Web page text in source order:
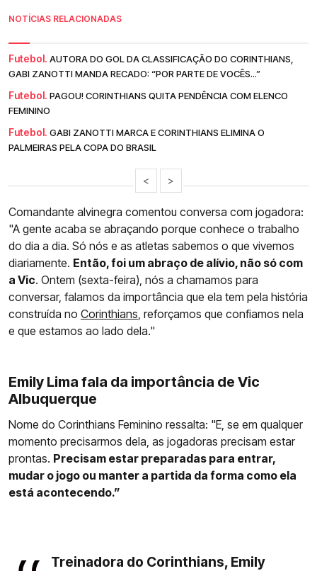
NOTÍCIAS RELACIONADAS
Futebol. AUTORA DO GOL DA CLASSIFICAÇÃO DO CORINTHIANS,
GABI ZANOTTI MANDA RECADO: “POR PARTE DE VOCÊS...”
Futebol. PAGOU! CORINTHIANS QUITA PENDÊNCIA COM ELENCO
FEMININO
Futebol. GABI ZANOTTI MARCA E CORINTHIANS ELIMINA O
PALMEIRAS PELA COPA DO BRASIL
< >
Comandante alvinegra comentou conversa com jogadora:
"A gente acaba se abraçando porque conhece o trabalho
do dia a dia. Só nós e as atletas sabemos o que vivemos
diariamente. Então, foi um abraço de alívio, não só com
a Vic. Ontem (sexta-feira), nós a chamamos para
conversar, falamos da importância que ela tem pela história
construída no Corinthians , reforçamos que confiamos nela
e que estamos ao lado dela."
Emily Lima fala da importância de Vic
Albuquerque
Nome do Corinthians Feminino ressalta: "E, se em qualquer
momento precisarmos dela, as jogadoras precisam estar
prontas. Precisam estar preparadas para entrar,
mudar o jogo ou manter a partida da forma como ela
está acontecendo.”
Treinadora do Corinthians, Emily